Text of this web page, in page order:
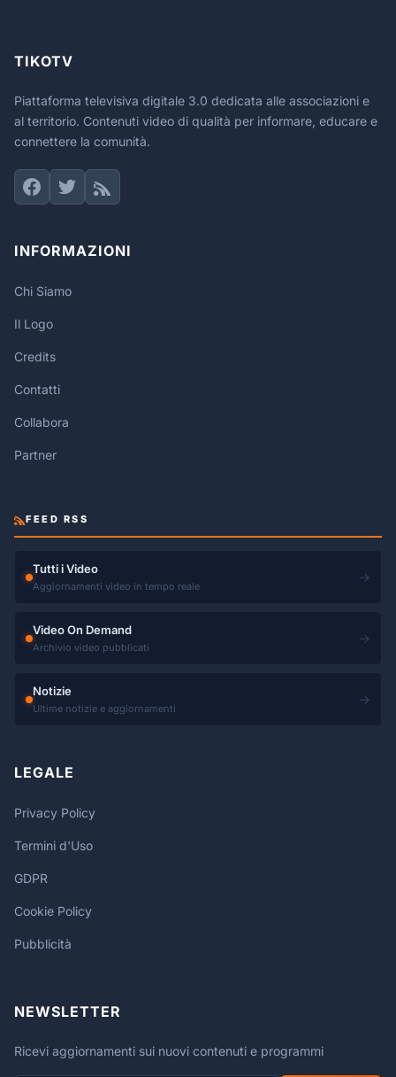
TIKOTV
Piattaforma televisiva digitale 3.0 dedicata alle associazioni e
al territorio. Contenuti video di qualità per informare, educare e
connettere la comunità.
INFORMAZIONI
Chi Siamo
Il Logo
Credits
Contatti
Collabora
Partner
FEED RSS
Tutti i Video
Aggiornamenti video in tempo reale
→
Video On Demand
Archivio video pubblicati
→
Notizie
Ultime notizie e aggiornamenti
→
LEGALE
Privacy Policy
Termini d'Uso
GDPR
Cookie Policy
Pubblicità
NEWSLETTER
Ricevi aggiornamenti sui nuovi contenuti e programmi